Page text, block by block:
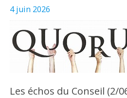
4 juin 2026
Les échos du Conseil (2/